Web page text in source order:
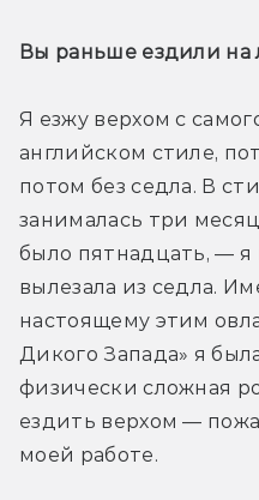
Вы раньше ездили на
Я езжу верхом с
английском стиле,
потом без седла. В
занималась три
было пятнадцать, —
вылезала из седла.
настоящему этим
Дикого Запада» я
физически сложная
ездить верхом —
моей работе.